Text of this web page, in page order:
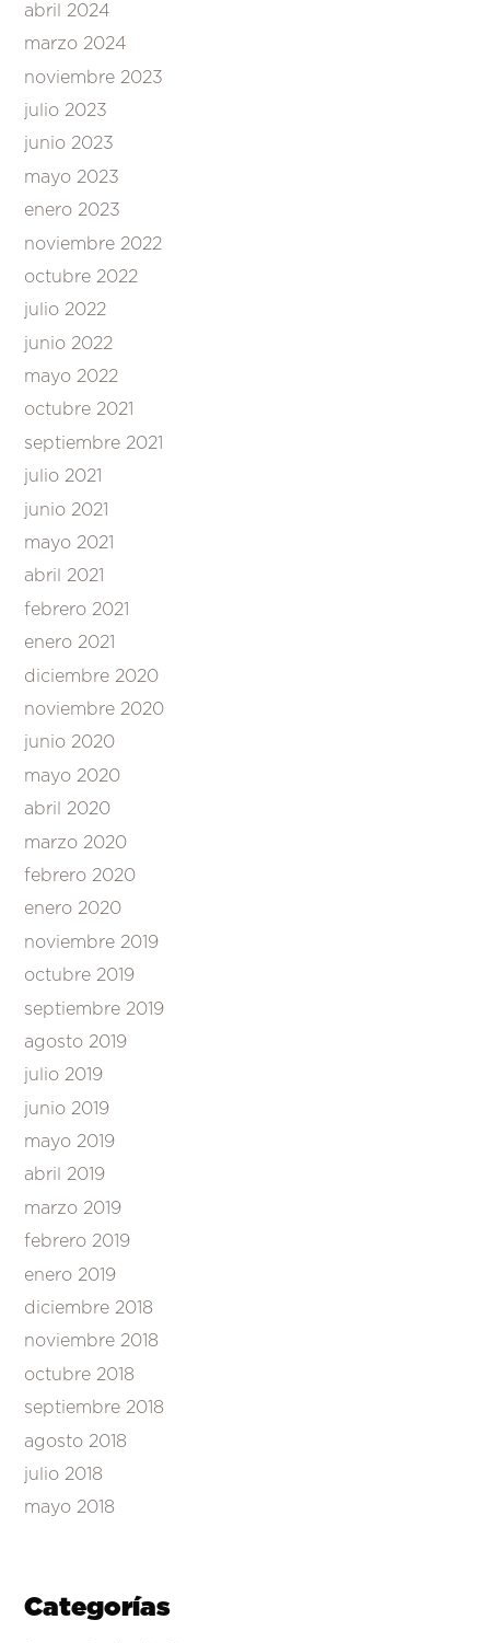
abril 2024
marzo 2024
noviembre 2023
julio 2023
junio 2023
mayo 2023
enero 2023
noviembre 2022
octubre 2022
julio 2022
junio 2022
mayo 2022
octubre 2021
septiembre 2021
julio 2021
junio 2021
mayo 2021
abril 2021
febrero 2021
enero 2021
diciembre 2020
noviembre 2020
junio 2020
mayo 2020
abril 2020
marzo 2020
febrero 2020
enero 2020
noviembre 2019
octubre 2019
septiembre 2019
agosto 2019
julio 2019
junio 2019
mayo 2019
abril 2019
marzo 2019
febrero 2019
enero 2019
diciembre 2018
noviembre 2018
octubre 2018
septiembre 2018
agosto 2018
julio 2018
mayo 2018
Categorías